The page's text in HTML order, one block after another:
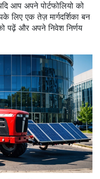
आप अपने पोर्टफोलियो को
एक तेज़ मार्गदर्शिका बन
पढ़ें और अपने निवेश निर्णय